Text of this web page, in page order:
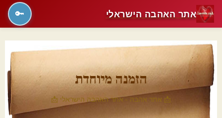
הזמנה מיוחדת
📩 אתר אהבה - אתר האהבה הישראלי 📩
אתר האהבה הישראלי 🔑